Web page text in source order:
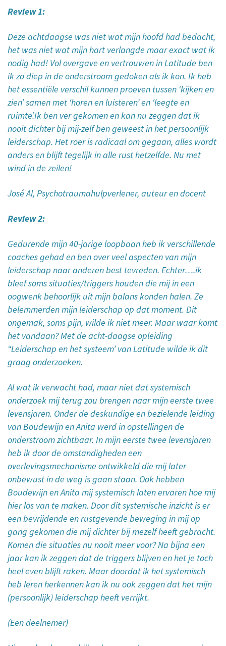
Review 1:
Deze achtdaagse was niet wat mijn hoofd had bedacht,
het was niet wat mijn hart verlangde maar exact wat ik
nodig had! Vol overgave en vertrouwen in Latitude ben
ik zo diep in de onderstroom gedoken als ik kon. Ik heb
het essentiële verschil kunnen proeven tussen ‘kijken en
zien’ samen met ‘horen en luisteren’ en ‘leegte en
ruimte’.Ik ben ver gekomen en kan nu zeggen dat ik
nooit dichter bij mij-zelf ben geweest in het persoonlijk
leiderschap. Het roer is radicaal om gegaan, alles wordt
anders en blijft tegelijk in alle rust hetzelfde. Nu met
wind in de zeilen!
José Al, Psychotraumahulpverlener, auteur en docent
Review 2:
Gedurende mijn 40-jarige loopbaan heb ik verschillende
coaches gehad en ben over veel aspecten van mijn
leiderschap naar anderen best tevreden. Echter….ik
bleef soms situaties/triggers houden die mij in een
oogwenk behoorlijk uit mijn balans konden halen. Ze
belemmerden mijn leiderschap op dat moment. Dit
ongemak, soms pijn, wilde ik niet meer. Maar waar komt
het vandaan? Met de acht-daagse opleiding
“Leiderschap en het systeem’ van Latitude wilde ik dit
graag onderzoeken.
Al wat ik verwacht had, maar niet dat systemisch
onderzoek mij terug zou brengen naar mijn eerste twee
levensjaren. Onder de deskundige en bezielende leiding
van Boudewijn en Anita werd in opstellingen de
onderstroom zichtbaar. In mijn eerste twee levensjaren
heb ik door de omstandigheden een
overlevingsmechanisme ontwikkeld die mij later
onbewust in de weg is gaan staan. Ook hebben
Boudewijn en Anita mij systemisch laten ervaren hoe mij
hier los van te maken. Door dit systemische inzicht is er
een bevrijdende en rustgevende beweging in mij op
gang gekomen die mij dichter bij mezelf heeft gebracht.
Komen die situaties nu nooit meer voor? Na bijna een
jaar kan ik zeggen dat de triggers blijven en het je toch
heel even blijft raken. Maar doordat ik het systemisch
heb leren herkennen kan ik nu ook zeggen dat het mijn
(persoonlijk) leiderschap heeft verrijkt.
(Een deelnemer)